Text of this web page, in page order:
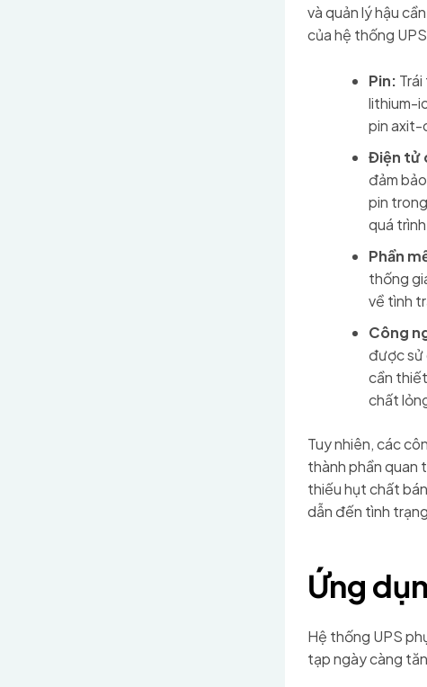
và quản lý hậu
của hệ thống
Pin:
lithium-
pin axit-
Điện tử
đảm
pin
quá
Phần
thống
về tình
Công
được sử
cần
chất
Tuy nhiên, các
thành phần quan
thiếu hụt chất
dẫn đến tình
Ứng
Hệ thống UPS
tạp ngày càng